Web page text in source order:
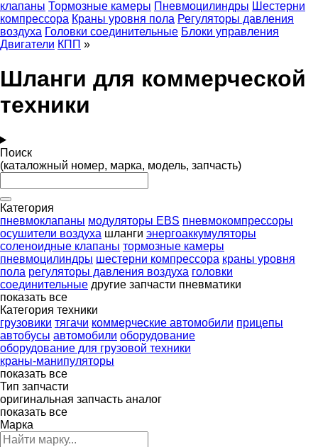
клапаны Тормозные камеры Пневмоцилиндры Шестерни
компрессора Краны уровня пола Регуляторы давления
воздуха Головки соединительные Блоки управления
Двигатели КПП »
Шланги для коммерческой
техники
Поиск
(каталожный номер, марка, модель, запчасть)
Категория
пневмоклапаны модуляторы EBS пневмокомпрессоры
осушители воздуха шланги энергоаккумуляторы
соленоидные клапаны тормозные камеры
пневмоцилиндры шестерни компрессора краны уровня
пола регуляторы давления воздуха головки
соединительные другие запчасти пневматики
показать все
Категория техники
грузовики тягачи коммерческие автомобили прицепы
автобусы автомобили оборудование
оборудование для грузовой техники
краны-манипуляторы
показать все
Тип запчасти
оригинальная запчасть аналог
показать все
Марка